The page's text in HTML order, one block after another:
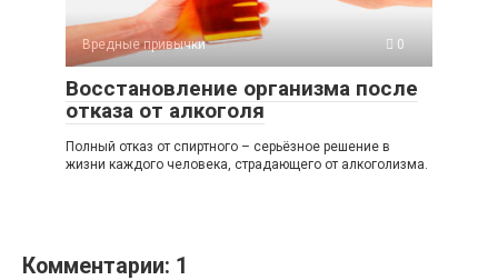
Вредные привычки 0
Восстановление организма после
отказа от алкоголя
Полный отказ от спиртного – серьёзное решение в
жизни каждого человека, страдающего от алкоголизма.
Комментарии: 1